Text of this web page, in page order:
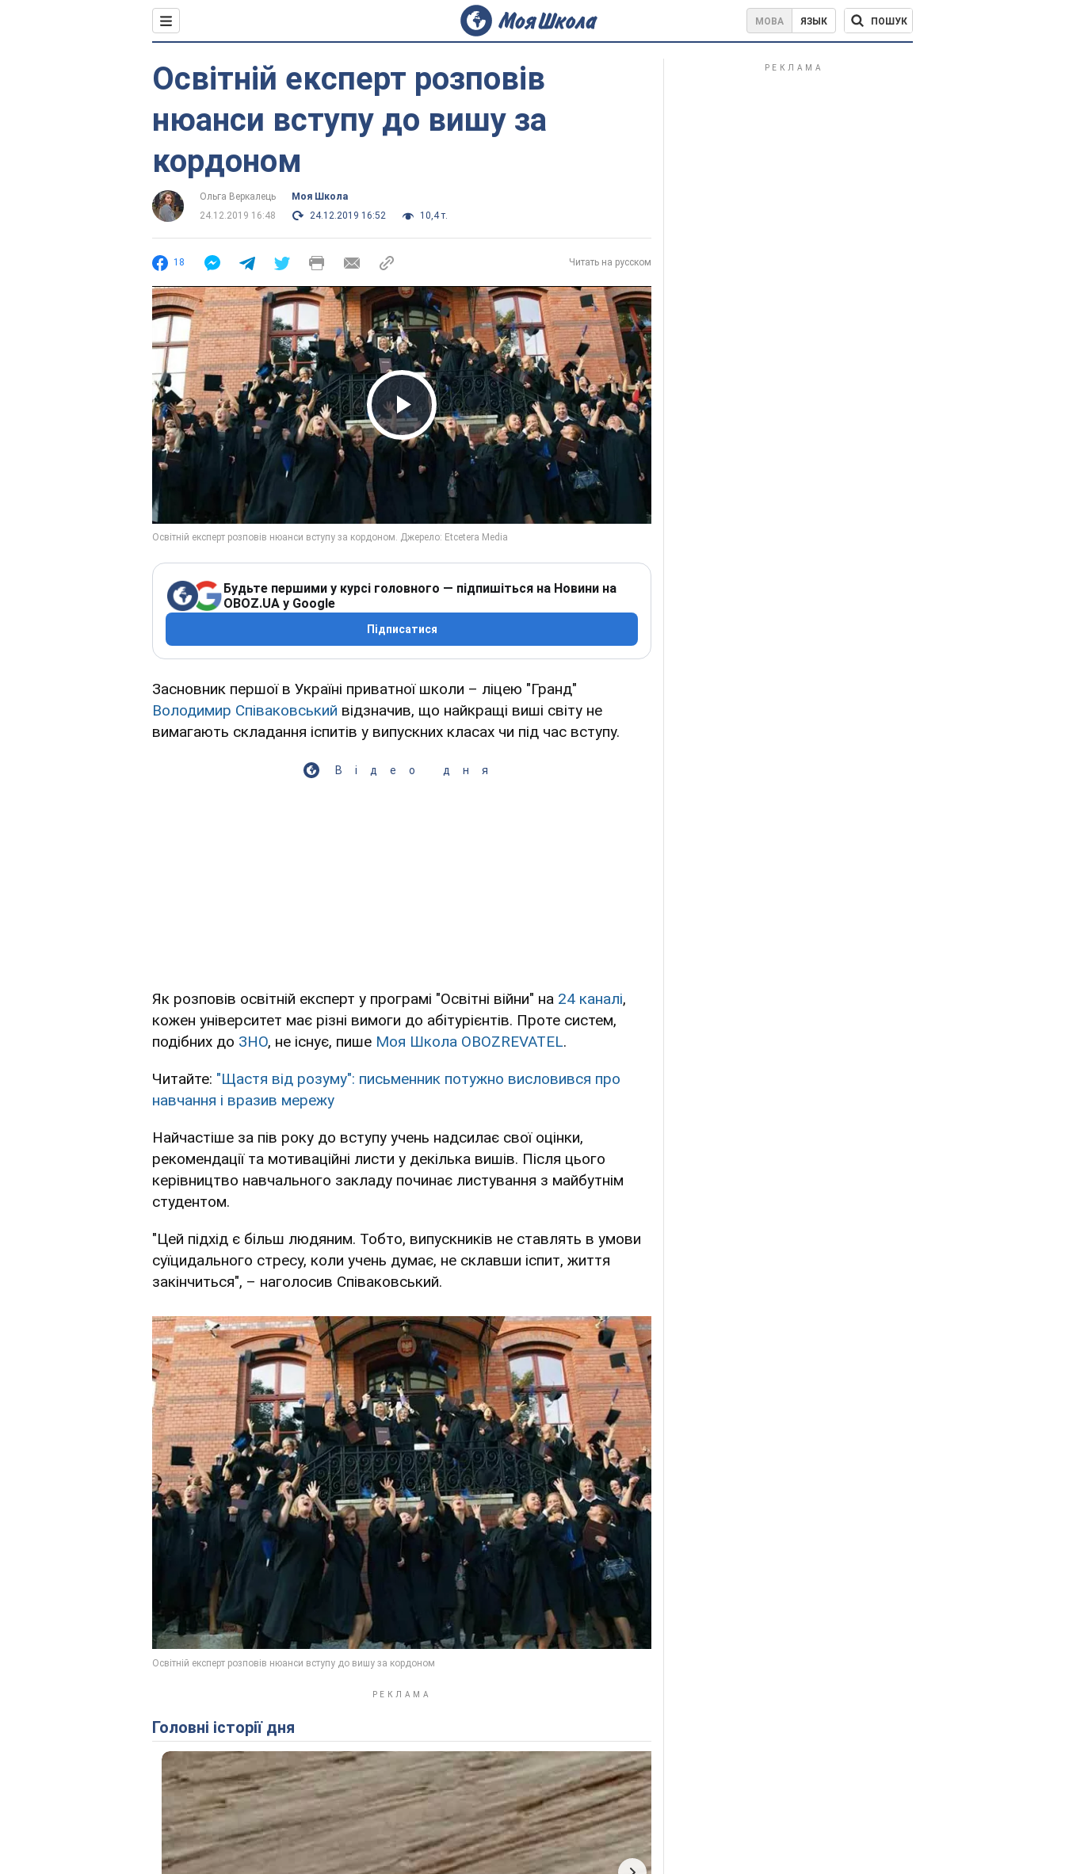
МОВА ЯЗЫК ПОШУК
Освітній експерт розповів
нюанси вступу до вишу за
кордоном
Ольга Веркалець
Моя Школа
24.12.2019 16:48
24.12.2019 16:52 10,4 т.
18 Читать на русском
Play Video
Будьте першими у курсі головного — підпишіться на Новини на
OBOZ.UA у Google
Підписатися
Засновник першої в Україні приватної школи – ліцею "Гранд"
Володимир Співаковський відзначив, що найкращі виші світу не
вимагають складання іспитів у випускних класах чи під час вступу.
Відео дня
Як розповів освітній експерт у програмі "Освітні війни" на 24 каналі,
кожен університет має різні вимоги до абітурієнтів. Проте систем,
подібних до ЗНО, не існує, пише Моя Школа OBOZREVATEL.
Читайте: "Щастя від розуму": письменник потужно висловився про
навчання і вразив мережу
Найчастіше за пів року до вступу учень надсилає свої оцінки,
рекомендації та мотиваційні листи у декілька вишів. Після цього
керівництво навчального закладу починає листування з майбутнім
студентом.
"Цей підхід є більш людяним. Тобто, випускників не ставлять в умови
суїцидального стресу, коли учень думає, не склавши іспит, життя
закінчиться", – наголосив Співаковський.
Головні історії дня